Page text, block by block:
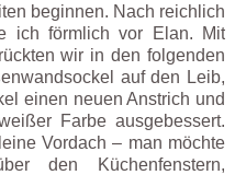
beginnen. Nach reichlich
ich förmlich vor Elan. Mit
wir in den folgenden
auf den Leib,
einen neuen Anstrich und
Farbe ausgebessert.
Vordach – man möchte
den Küchenfenstern,